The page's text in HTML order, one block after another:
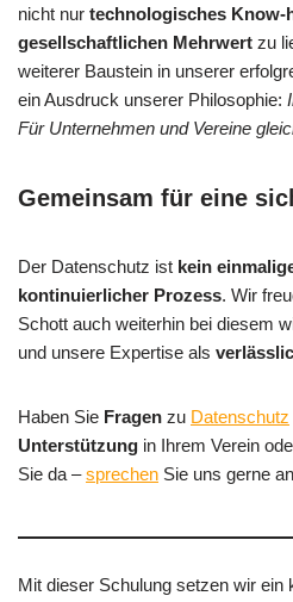
nicht nur technologisches Know-
gesellschaftlichen Mehrwert zu
weiterer Baustein in unserer
ein Ausdruck unserer Philosophie:
Für Unternehmen und Vereine
Gemeinsam für eine
Der Datenschutz ist kein
kontinuierlicher Prozess. Wir
Schott auch weiterhin bei diesem
und unsere Expertise als
Haben Sie Fragen zu Datenschutz
Unterstützung in Ihrem Verein
Sie da –sprechen Sie uns gerne
Mit dieser Schulung setzen wir ein